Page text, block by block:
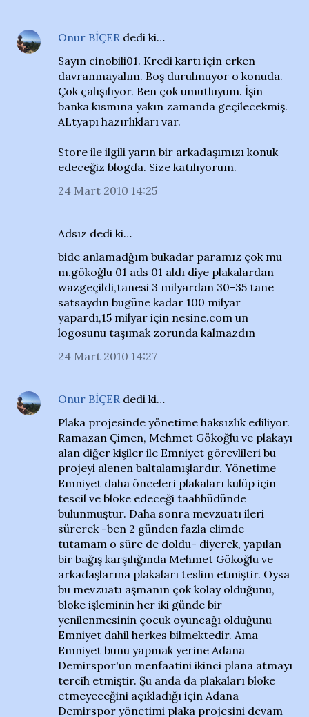
Onur BİÇER dedi ki…
Sayın cinobili01. Kredi kartı için erken
davranmayalım. Boş durulmuyor o konuda.
Çok çalışılıyor. Ben çok umutluyum. İşin
banka kısmına yakın zamanda geçilecekmiş.
ALtyapı hazırlıkları var.
Store ile ilgili yarın bir arkadaşımızı konuk
edeceğiz blogda. Size katılıyorum.
24 Mart 2010 14:25
Adsız dedi ki…
bide anlamadğım bukadar paramız çok mu
m.gökoğlu 01 ads 01 aldı diye plakalardan
wazgeçildi,tanesi 3 milyardan 30-35 tane
satsaydın bugüne kadar 100 milyar
yapardı,15 milyar için nesine.com un
logosunu taşımak zorunda kalmazdın
24 Mart 2010 14:27
Onur BİÇER dedi ki…
Plaka projesinde yönetime haksızlık ediliyor.
Ramazan Çimen, Mehmet Gökoğlu ve plakayı
alan diğer kişiler ile Emniyet görevlileri bu
projeyi alenen baltalamışlardır. Yönetime
Emniyet daha önceleri plakaları kulüp için
tescil ve bloke edeceği taahhüdünde
bulunmuştur. Daha sonra mevzuatı ileri
sürerek -ben 2 günden fazla elimde
tutamam o süre de doldu- diyerek, yapılan
bir bağış karşılığında Mehmet Gökoğlu ve
arkadaşlarına plakaları teslim etmiştir. Oysa
bu mevzuatı aşmanın çok kolay olduğunu,
bloke işleminin her iki günde bir
yenilenmesinin çocuk oyuncağı olduğunu
Emniyet dahil herkes bilmektedir. Ama
Emniyet bunu yapmak yerine Adana
Demirspor'un menfaatini ikinci plana atmayı
tercih etmiştir. Şu anda da plakaları bloke
etmeyeceğini açıkladığı için Adana
Demirspor yönetimi plaka projesini devam